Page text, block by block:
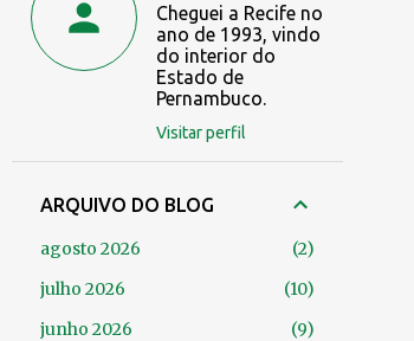
Cheguei a Recife no
ano de 1993, vindo
do interior do
Estado de
Pernambuco.
Visitar perfil
ARQUIVO DO BLOG
agosto 2026
2
julho 2026
10
junho 2026
9